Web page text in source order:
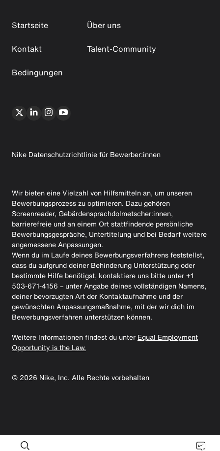
Startseite
Über uns
Kontakt
Talent-Community
Bedingungen
Nike Datenschutzrichtlinie für Bewerber:innen
Wir bieten eine Vielzahl von Hilfsmitteln an, um unseren
Bewerbungsprozess zu optimieren. Dazu gehören
Screenreader, Gebärdensprachdolmetscher:innen,
barrierefreie und an einem Ort stattfindende persönliche
Bewerbungsgespräche, Untertitelung und bei Bedarf weitere
angemessene Anpassungen.
Wenn du im Laufe deines Bewerbungsverfahrens feststellst,
dass du aufgrund deiner Behinderung Unterstützung oder
bestimmte Hilfe benötigst, kontaktiere uns bitte unter +1
503-671-4156 – unter Angabe deines vollständigen Namens,
deiner bevorzugten Art der Kontaktaufnahme und der
gewünschten Anpassungsmaßnahme, mit der wir dich im
Bewerbungsverfahren unterstützen können.
Weitere Informationen findest du unter Equal Employment
Opportunity is the Law.
© 2026 Nike, Inc. Alle Rechte vorbehalten